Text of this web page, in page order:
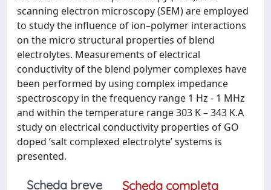
scanning electron microscopy (SEM) are employed
to study the influence of ion–polymer interactions
on the micro structural properties of blend
electrolytes. Measurements of electrical
conductivity of the blend polymer complexes have
been performed by using complex impedance
spectroscopy in the frequency range 1 Hz - 1 MHz
and within the temperature range 303 K – 343 K.A
study on electrical conductivity properties of GO
doped ‘salt complexed electrolyte’ systems is
presented.
Scheda breve
Scheda completa